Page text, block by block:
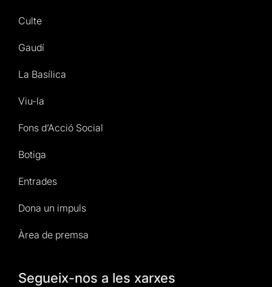
Culte
Gaudí
La Basílica
Viu-la
Fons d’Acció Social
Botiga
Entrades
Dona un impuls
Àrea de premsa
Segueix-nos a les xarxes